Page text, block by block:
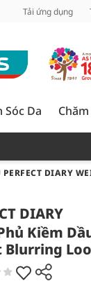
Tải ứng dụng
Sóc Da
DIARY
DIARY
Kiềm
Blurring